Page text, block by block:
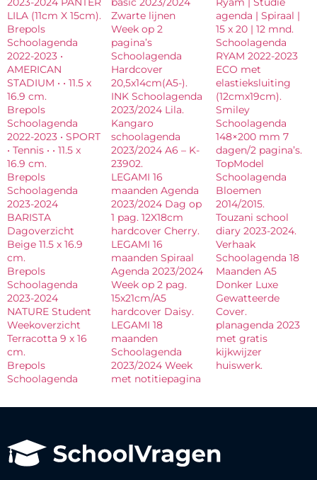
LILA (11cm X 15cm).
Brepols
Schoolagenda
2022-2023 •
AMERICAN
STADIUM • • 11.5 x
16.9 cm.
Brepols
Schoolagenda
2022-2023 • SPORT
• Tennis • • 11.5 x
16.9 cm.
Brepols
Schoolagenda
2023-2024
BARISTA
Dagoverzicht
Beige 11.5 x 16.9
cm.
Brepols
Schoolagenda
2023-2024
NATURE Student
Weekoverzicht
Terracotta 9 x 16
cm.
Brepols
Schoolagenda
Zwarte lijnen
Week op 2
pagina’s
Schoolagenda
Hardcover
20,5x14cm(A5-).
INK Schoolagenda
2023/2024 Lila.
Kangaro
schoolagenda
2023/2024 A6 – K-
23902.
LEGAMI 16
maanden Agenda
2023/2024 Dag op
1 pag. 12X18cm
hardcover Cherry.
LEGAMI 16
maanden Spiraal
Agenda 2023/2024
Week op 2 pag.
15x21cm/A5
hardcover Daisy.
LEGAMI 18
maanden
Schoolagenda
2023/2024 Week
met notitiepagina
agenda | Spiraal |
15 x 20 | 12 mnd.
Schoolagenda
RYAM 2022-2023
ECO met
elastieksluiting
(12cmx19cm).
Smiley
Schoolagenda
148×200 mm 7
dagen/2 pagina’s.
TopModel
Schoolagenda
Bloemen
2014/2015.
Touzani school
diary 2023-2024.
Verhaak
Schoolagenda 18
Maanden A5
Donker Luxe
Gewatteerde
Cover.
planagenda 2023
met gratis
kijkwijzer
huiswerk.